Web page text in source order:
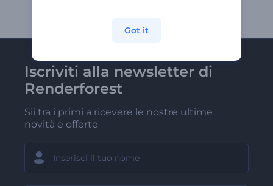
Iscriviti alla newsletter di
Renderforest
Sii tra i primi a ricevere le nostre ultime
novità e offerte
Got it